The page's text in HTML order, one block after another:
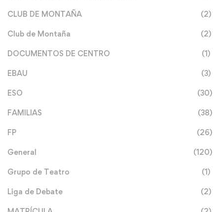
CLUB DE MONTAÑA (2)
Club de Montaña (2)
DOCUMENTOS DE CENTRO (1)
EBAU (3)
ESO (30)
FAMILIAS (38)
FP (26)
General (120)
Grupo de Teatro (1)
Liga de Debate (2)